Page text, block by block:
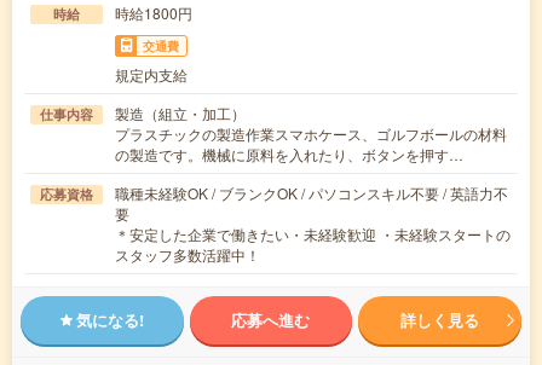
時給 時給1800円
交通費
規定内支給
仕事内容
製造（組立・加工）
プラスチックの製造作業スマホケース、ゴルフボールの材料
の製造です。機械に原料を入れたり、ボタンを押す…
応募資格
職種未経験OK / ブランクOK / パソコンスキル不要 / 英語力不
要
＊安定した企業で働きたい・未経験歓迎 ・未経験スタートの
スタッフ多数活躍中！
気になる! 応募へ進む 詳しく見る